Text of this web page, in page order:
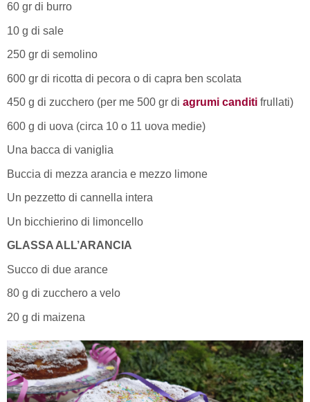
60 gr di burro
10 g di sale
250 gr di semolino
600 gr di ricotta di pecora o di capra ben scolata
450 g di zucchero (per me 500 gr di agrumi canditi frullati)
600 g di uova (circa 10 o 11 uova medie)
Una bacca di vaniglia
Buccia di mezza arancia e mezzo limone
Un pezzetto di cannella intera
Un bicchierino di limoncello
GLASSA ALL’ARANCIA
Succo di due arance
80 g di zucchero a velo
20 g di maizena